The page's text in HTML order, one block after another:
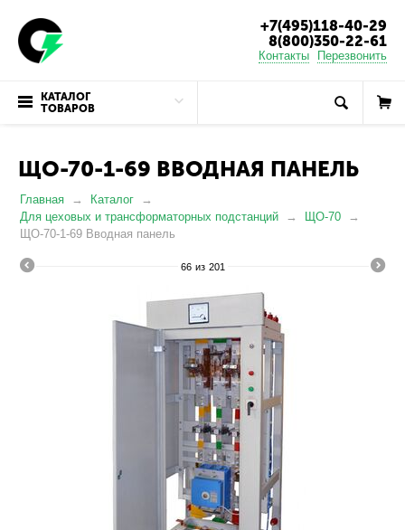
+7(495)118-40-29
8(800)350-22-61
Контакты Перезвонить
КАТАЛОГ
ТОВАРОВ
ЩО-70-1-69 ВВОДНАЯ ПАНЕЛЬ
Главная
Каталог
Для цеховых и трансформаторных подстанций
ЩО-70
ЩО-70-1-69 Вводная панель
66 из 201